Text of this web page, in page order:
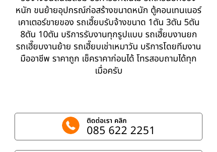
หนัก ขนย้ายอุปกรณ์ก่อสร้างขนาดหนัก ตู้คอนเทนเนอร์
เคาเตอร์ขายของ รถเฮี๊ยบรับจ้างขนาด 1ตัน 3ตัน 5ตัน
8ตัน 10ตัน บริการรับงานทุกรูปแบบ รถเฮี๊ยบงานยก
รถเฮี๊ยบงานย้าย รถเฮี๊ยบเช่าเหมาวัน บริการโดยทีมงาน
มืออาชีพ ราคาถูก เช็คราคาก่อนได้ โทรสอบถามได้ทุก
เมื่อครับ
ติดต่อเรา คลิก
085 622 2251